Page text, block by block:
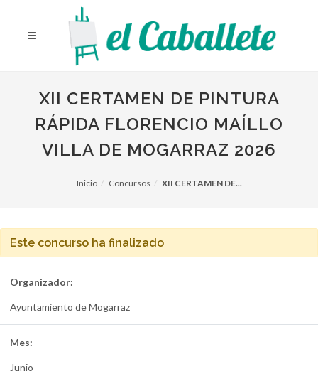
XII CERTAMEN DE PINTURA
RÁPIDA FLORENCIO MAÍLLO
VILLA DE MOGARRAZ 2026
Inicio Concursos XII CERTAMEN DE...
Este concurso ha finalizado
Organizador:
Ayuntamiento de Mogarraz
Mes:
Junio